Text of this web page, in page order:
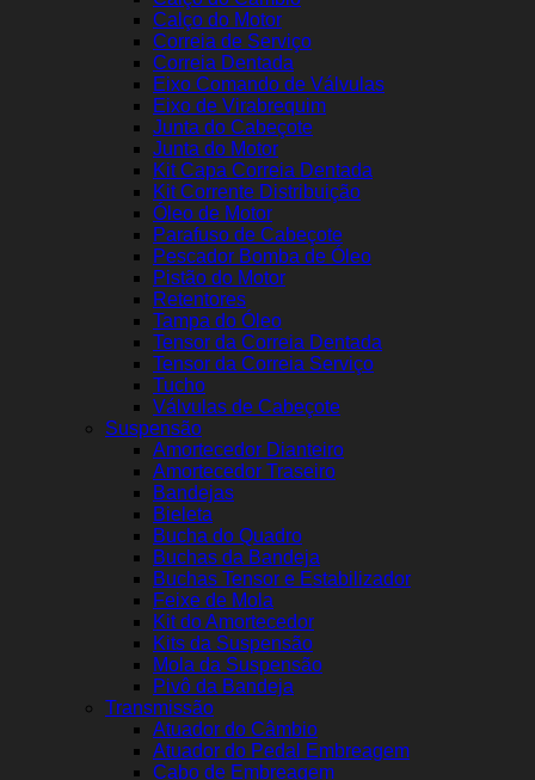
Calço do Motor
Correia de Serviço
Correia Dentada
Eixo Comando de Válvulas
Eixo de Virabrequim
Junta do Cabeçote
Junta do Motor
Kit Capa Correia Dentada
Kit Corrente Distribuição
Óleo de Motor
Parafuso de Cabeçote
Pescador Bomba de Óleo
Pistão do Motor
Retentores
Tampa do Óleo
Tensor da Correia Dentada
Tensor da Correia Serviço
Tucho
Válvulas de Cabeçote
Suspensão
Amortecedor Dianteiro
Amortecedor Traseiro
Bandejas
Bieleta
Bucha do Quadro
Buchas da Bandeja
Buchas Tensor e Estabilizador
Feixe de Mola
Kit do Amortecedor
Kits da Suspensão
Mola da Suspensão
Pivô da Bandeja
Transmissão
Atuador do Câmbio
Atuador do Pedal Embreagem
Cabo de Embreagem